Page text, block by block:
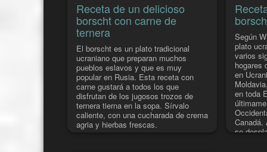
Receta de un delicioso
borscht con carne de
ternera
El borscht es un plato tradicional
ucraniano que preparan muchos
pueblos eslavos y que es muy
popular en Rusia. Esta receta con
carne gustará a todos los que
disfrutan de los jugosos trozos de
ternera tierna en la sopa. Sírvalo
caliente, con una cucharada de crema
agria y hierbas frescas.
Según
plato
varios
hogares
en
en toda
Canadá.
se